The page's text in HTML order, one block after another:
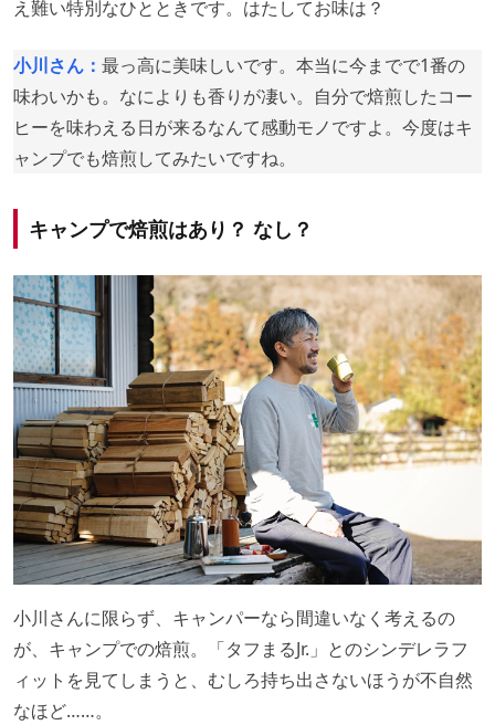
え難い特別なひとときです。はたしてお味は？
小川さん： 最っ高に美味しいです。本当に今までで1番の
味わいかも。なによりも香りが凄い。自分で焙煎したコー
ヒーを味わえる日が来るなんて感動モノですよ。今度はキ
ャンプでも焙煎してみたいですね。
キャンプで焙煎はあり？ なし？
小川さんに限らず、キャンパーなら間違いなく考えるの
が、キャンプでの焙煎。「タフまるJr.」とのシンデレラフ
ィットを見てしまうと、むしろ持ち出さないほうが不自然
なほど……。